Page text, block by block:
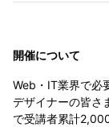
開催について
Web・IT業界で必
デザイナーの皆さ
で受講者累計